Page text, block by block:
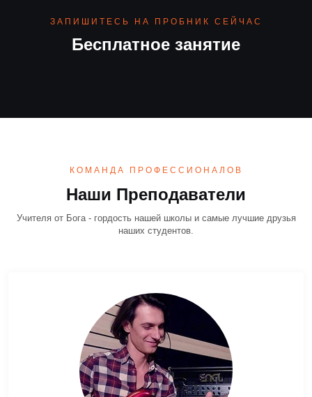
Бесплатное занятие
ЗАПИШИТЕСЬ НА ПРОБНИК СЕЙЧАС
КОМАНДА ПРОФЕССИОНАЛОВ
Наши Преподаватели
Учителя от Бога - гордость нашей школы и самые лучшие друзья
наших студентов.